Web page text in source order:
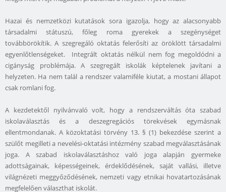
Hazai és nemzetközi kutatások sora igazolja, hogy az alacsonyabb
társadalmi státuszú, főleg roma gyerekek a szegénységet
továbbörökítik. A szegregáló oktatás felerősíti az öröklött társadalmi
egyenlőtlenségeket. Integrált oktatás nélkül nem fog megoldódni a
cigányság problémája. A szegregált iskolák képtelenek javítani a
helyzeten. Ha nem talál a rendszer valamiféle kiutat, a mostani állapot
csak romlani fog.
A kezdetektől nyilvánvaló volt, hogy a rendszerváltás óta szabad
iskolaválasztás és a deszegregációs törekvések egymásnak
ellentmondanak. A közoktatási törvény 13. § (1) bekezdése szerint a
szülőt megilleti a nevelési-oktatási intézmény szabad megválasztásának
joga. A szabad iskolaválasztáshoz való joga alapján gyermeke
adottságainak, képességeinek, érdeklődésének, saját vallási, illetve
világnézeti meggyőződésének, nemzeti vagy etnikai hovatartozásának
megfelelően választhat iskolát.